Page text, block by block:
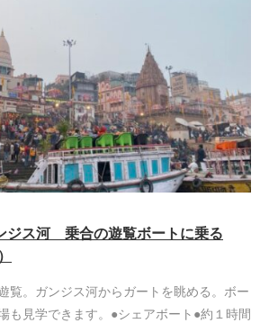
ジス河 乗合の遊覧ボートに乗る
覧。ガンジス河からガートを眺める。ボー
も見学できます。●シェアボート●約１時間